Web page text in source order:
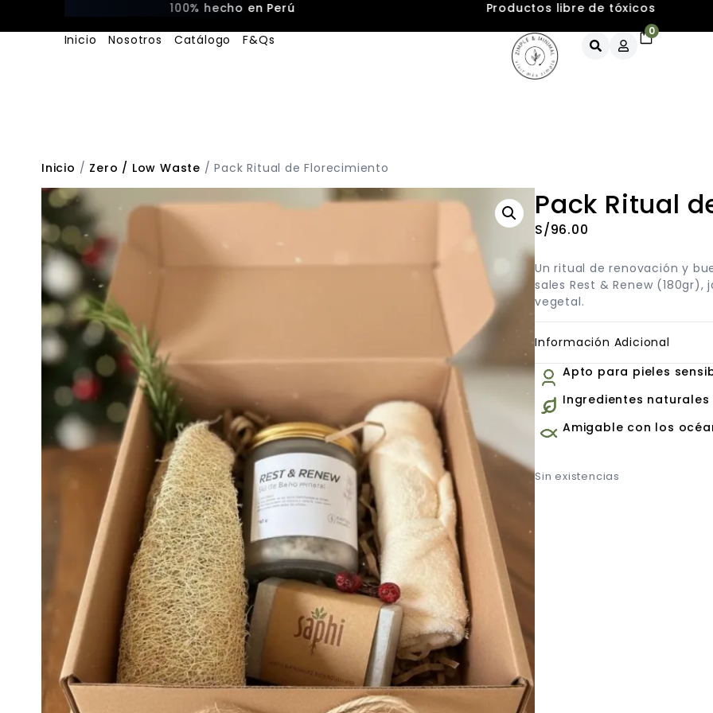
100% hecho en Perú Productos libre de tóxicos
Inicio
Nosotros Catálogo F&Qs
0
Inicio / Zero / Low Waste / Pack Ritual de Florecimiento
Pack Ritual
S/96.00
Un ritual de renovación y
sales Rest & Renew
vegetal.
Información Adicional
Apto para pieles
Ingredientes naturales
Amigable con los
Sin existencias